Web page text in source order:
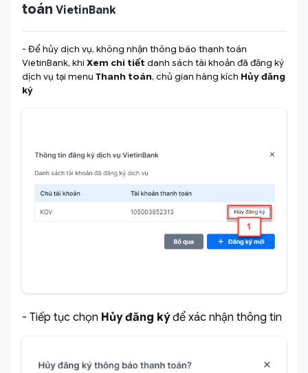
toán VietinBank
- Để hủy dịch vụ, không nhận thông báo thanh toán
VietinBank, khi Xem chi tiết danh sách tài khoản đã đăng ký
dịch vụ tại menu Thanh toán, chủ gian hàng kích Hủy đăng
ký
- Tiếp tục chọn Hủy đăng kýđể xác nhận thông tin